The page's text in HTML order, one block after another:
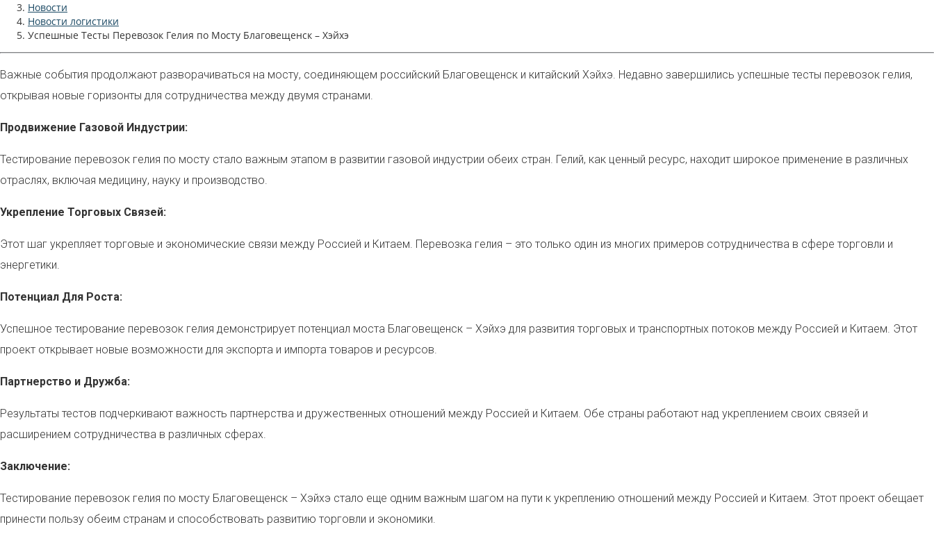
Новости
Новости логистики
Успешные Тесты Перевозок Гелия по Мосту Благовещенск – Хэйхэ
Важные события продолжают разворачиваться на мосту, соединяющем российский Благовещенск и китайский Хэйхэ. Недавно завершились успешные тесты перевозок гелия,
открывая новые горизонты для сотрудничества между двумя странами.
Продвижение Газовой Индустрии:
Тестирование перевозок гелия по мосту стало важным этапом в развитии газовой индустрии обеих стран. Гелий, как ценный ресурс, находит широкое применение в различных
отраслях, включая медицину, науку и производство.
Укрепление Торговых Связей:
Этот шаг укрепляет торговые и экономические связи между Россией и Китаем. Перевозка гелия – это только один из многих примеров сотрудничества в сфере торговли и
энергетики.
Потенциал Для Роста:
Успешное тестирование перевозок гелия демонстрирует потенциал моста Благовещенск – Хэйхэ для развития торговых и транспортных потоков между Россией и Китаем. Этот
проект открывает новые возможности для экспорта и импорта товаров и ресурсов.
Партнерство и Дружба:
Результаты тестов подчеркивают важность партнерства и дружественных отношений между Россией и Китаем. Обе страны работают над укреплением своих связей и
расширением сотрудничества в различных сферах.
Заключение:
Тестирование перевозок гелия по мосту Благовещенск – Хэйхэ стало еще одним важным шагом на пути к укреплению отношений между Россией и Китаем. Этот проект обещает
принести пользу обеим странам и способствовать развитию торговли и экономики.